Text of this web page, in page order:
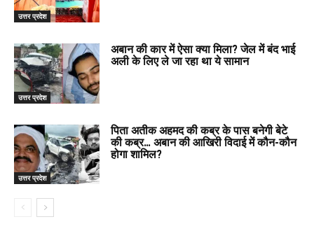
उत्तर प्रदेश
उत्तर प्रदेश
अबान की कार में ऐसा क्या मिला? जेल में बंद भाई
अली के लिए ले जा रहा था ये सामान
उत्तर प्रदेश
पिता अतीक अहमद की कब्र के पास बनेगी बेटे
की कब्र… अबान की आखिरी विदाई में कौन-कौन
होगा शामिल?